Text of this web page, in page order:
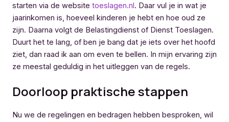
starten via de website toeslagen.nl. Daar vul je in wat je
jaarinkomen is, hoeveel kinderen je hebt en hoe oud ze
zijn. Daarna volgt de Belastingdienst of Dienst Toeslagen.
Duurt het te lang, of ben je bang dat je iets over het hoofd
ziet, dan raad ik aan om even te bellen. In mijn ervaring zijn
ze meestal geduldig in het uitleggen van de regels.
Doorloop praktische stappen
Nu we de regelingen en bedragen hebben besproken, wil